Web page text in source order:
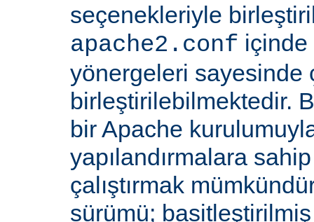
seçenekleriyle
apache2.conf içinde
yönergeleri sayesinde
birleştirilebilmektedir.
bir Apache
yapılandırmalara
çalıştırmak
sürümü;